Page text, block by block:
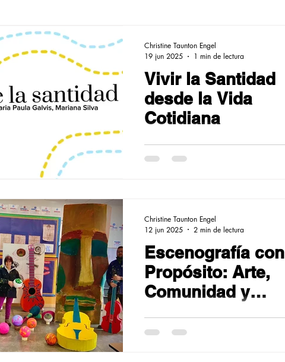
Vivir la Santidad
desde la Vida
Cotidiana
Christine Taunton Engel
19 jun 2025
1 min de lectura
Escenografía con
Propósito: Arte,
Comunidad y
el Escenario
Christine Taunton Engel
12 jun 2025
2 min de lectura